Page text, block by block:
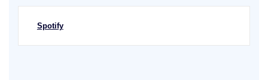
Spotify